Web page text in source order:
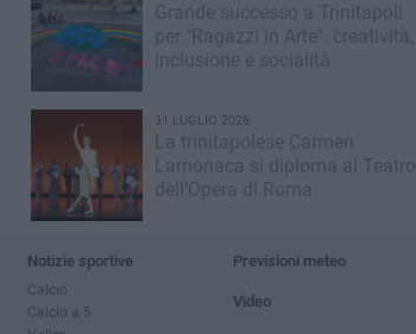
Grande successo a Trinitapoli
per "Ragazzi in Arte": creatività,
inclusione e socialità
31 LUGLIO 2026
La trinitapolese Carmen
Lamonaca si diploma al Teatro
dell’Opera di Roma
Notizie sportive
Calcio
Calcio a 5
Previsioni meteo
Video